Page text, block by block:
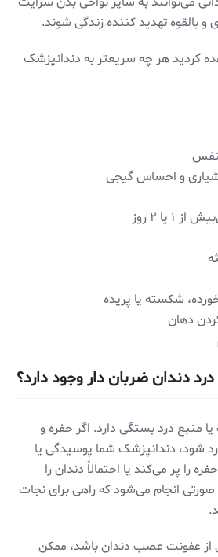
بالقوه تهدید کننده زندگی شوند.
کردید هر چه سریعتر به دندانپزشک
و احساس گیجی
یا ۲ روز
شکسته یا پریده
دهان
دندان ضربان دار وجود دارد؟
منبع درد بستگی دارد. اگر حفره و
شود، دندانپزشک شما پوسیدگی یا
را پر می‌کند یا احتمالاً دندان را
انجام می‌شود که راهی برای نجات
از عفونت عصب دندان باشد، ممکن